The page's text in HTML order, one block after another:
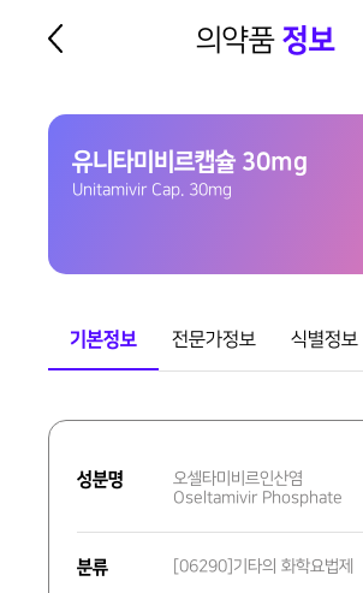
의약품 정보
유니타미비르캡슐 30mg
Unitamivir Cap. 30mg
기본정보 전문가정보 식별정보
성분명
오셀타미비르인산염
Oseltamivir Phosphate
분류 [06290]기타의 화학요법제